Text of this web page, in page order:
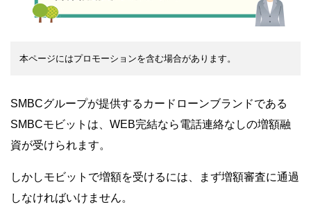
本ページにはプロモーションを含む場合があります。
SMBCグループが提供するカードローンブランドである
SMBCモビットは、WEB完結なら電話連絡なしの増額融
資が受けられます。
しかしモビットで増額を受けるには、まず増額審査に通過
しなければいけません。